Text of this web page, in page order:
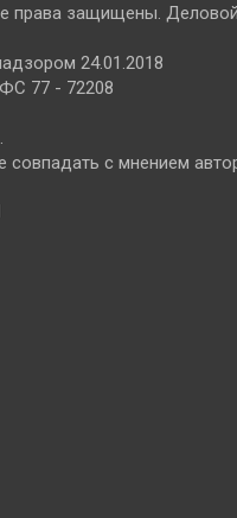
права защищены.
24.01.2018
77 - 72208
с мнением